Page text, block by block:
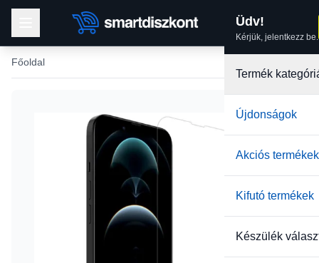
Üdv!
Kérjük, jelentkezz be.
Termék
Újdonságok
Akciós termékek
Kifutó termékek
Készülék
Főoldal